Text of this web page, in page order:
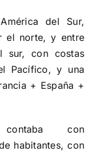
del Sur,
el norte, y entre
sur, con costas
Pacífico, y una
+ España +
con
habitantes, con